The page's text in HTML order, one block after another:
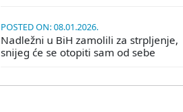
POSTED ON: 08.01.2026.
Nadležni u BiH zamolili za strpljenje,
snijeg će se otopiti sam od sebe